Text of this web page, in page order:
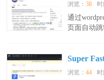
浏览：38
通过
页面自动
Super
浏览：44